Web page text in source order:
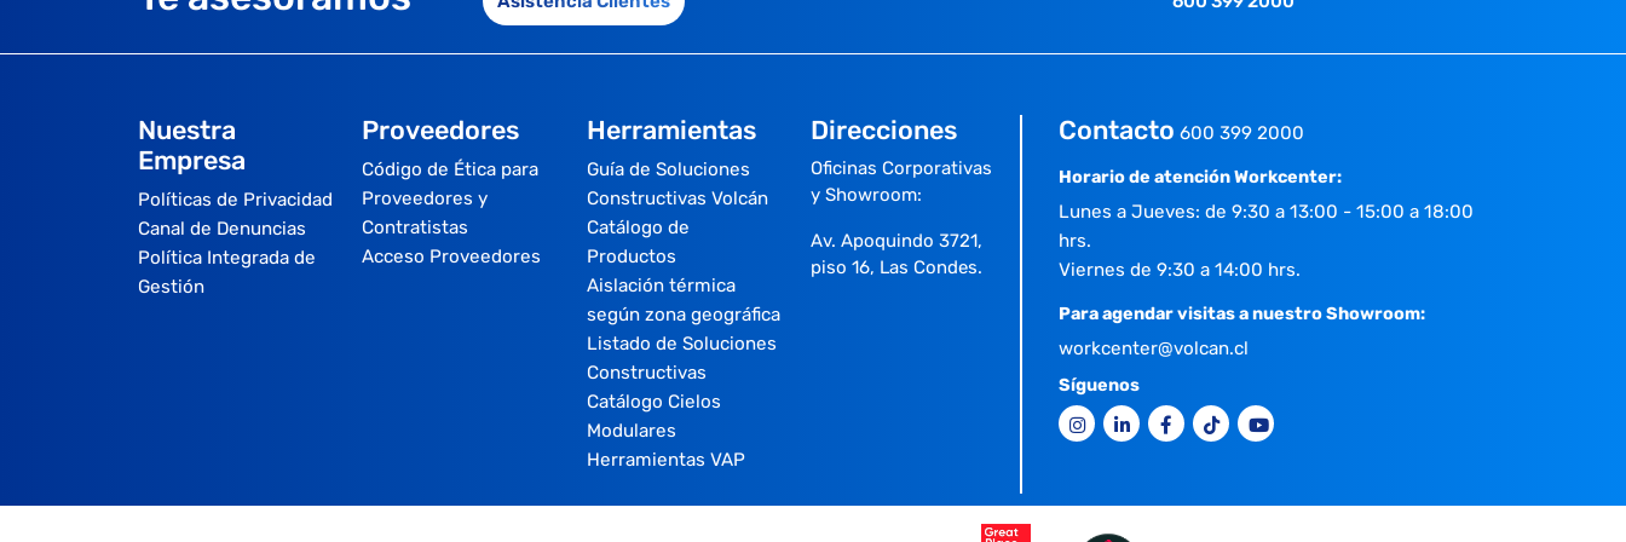
Nuestra
Empresa
Políticas de Privacidad
Canal de Denuncias
Política Integrada de
Gestión
Proveedores
Código de Ética para
Proveedores y
Contratistas
Acceso Proveedores
Herramientas
Guía de Soluciones
Constructivas Volcán
Catálogo de
Productos
Aislación térmica
según zona geográfica
Listado de Soluciones
Constructivas
Catálogo Cielos
Modulares
Herramientas VAP
Direcciones
Oficinas Corporativas
y Showroom:
Av. Apoquindo 3721,
piso 16, Las Condes.
Contacto 600 399 2000
Horario de atención Workcenter:
Lunes a Jueves: de 9:30 a 13:00 - 15:00 a 18:00
hrs.
Viernes de 9:30 a 14:00 hrs.
Para agendar visitas a nuestro Showroom:
workcenter@volcan.cl
Síguenos